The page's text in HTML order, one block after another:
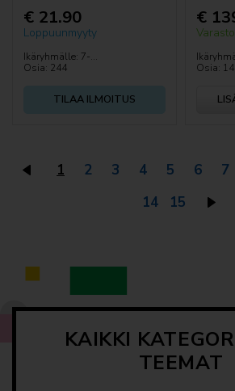
€ 21.90
Loppuunmyyty
Ikäryhmälle: 7-...
Osia: 244
TILAA ILMOITUS
€
Osia:
1 2 3 4 5 6 7
14
15
KAIKKI
TEEMAT